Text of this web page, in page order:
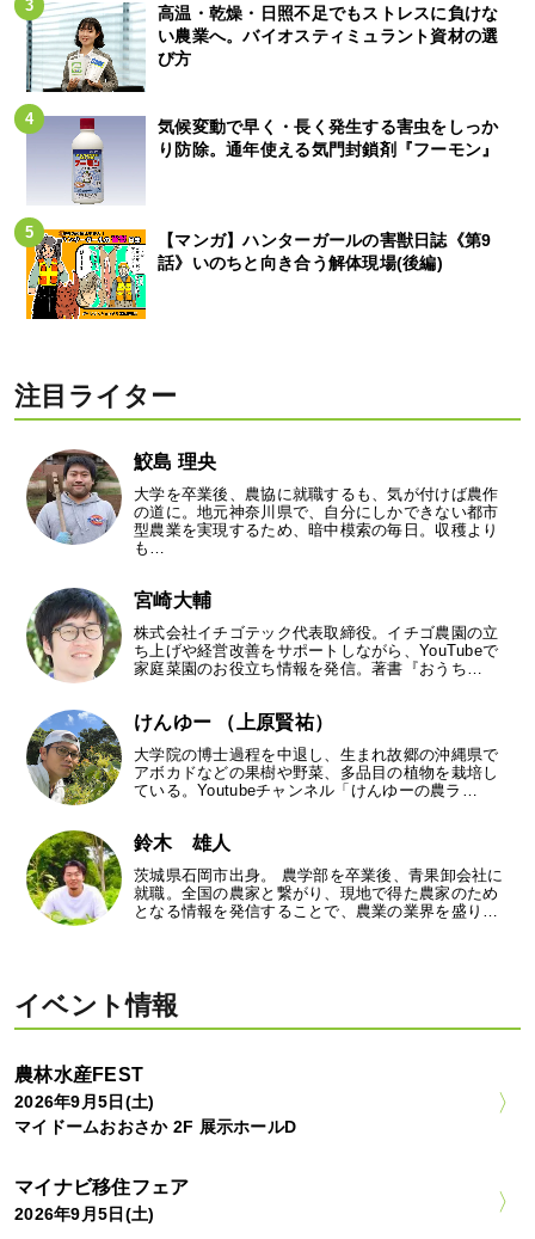
高温・乾燥・日照不足でもストレスに負けな
い農業へ。バイオスティミュラント資材の選
び方
気候変動で早く・長く発生する害虫をしっか
り防除。通年使える気門封鎖剤『フーモン』
【マンガ】ハンターガールの害獣日誌《第9
話》いのちと向き合う解体現場(後編)
注目ライター
鮫島 理央
大学を卒業後、農協に就職するも、気が付けば農作
の道に。地元神奈川県で、自分にしかできない都市
型農業を実現するため、暗中模索の毎日。収穫より
も…
宮崎大輔
株式会社イチゴテック代表取締役。イチゴ農園の立
ち上げや経営改善をサポートしながら、YouTubeで
家庭菜園のお役立ち情報を発信。著書『おうち…
けんゆー （上原賢祐）
大学院の博士過程を中退し、生まれ故郷の沖縄県で
アボカドなどの果樹や野菜、多品目の植物を栽培し
ている。Youtubeチャンネル「けんゆーの農ラ…
鈴木 雄人
茨城県石岡市出身。 農学部を卒業後、青果卸会社に
就職。全国の農家と繋がり、現地で得た農家のため
となる情報を発信することで、農業の業界を盛り…
イベント情報
農林水産FEST
2026年9月5日(土)
マイドームおおさか 2F 展示ホールD
マイナビ移住フェア
2026年9月5日(土)